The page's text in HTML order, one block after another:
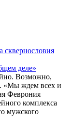
сквернословия
деле»
Возможно,
«Мы ждем всех и
Феврония
комплекса
мужского